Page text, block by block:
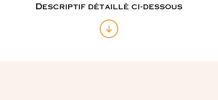
Descriptif détaillé ci-dessous